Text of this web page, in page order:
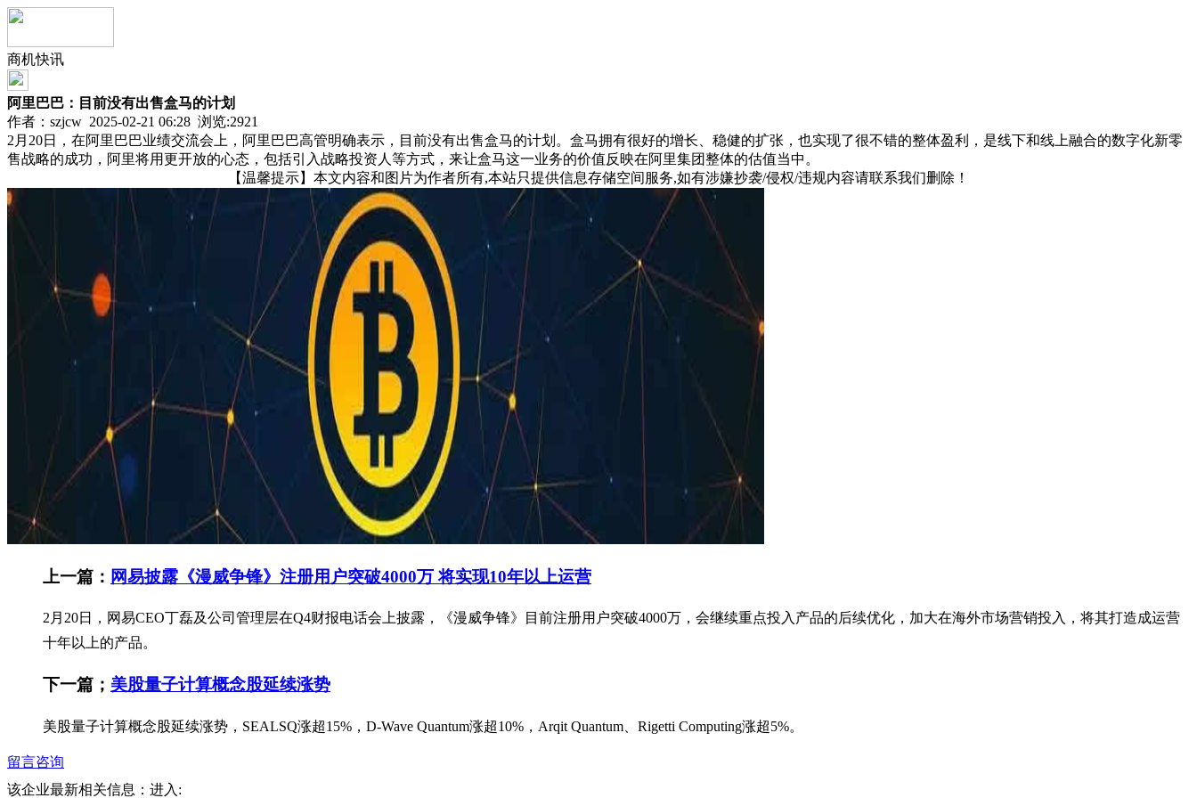
商机快讯
阿里巴巴：目前没有出售盒马的计划
作者：szjcw 2025-02-21 06:28 浏览:2921
2月20日，在阿里巴巴业绩交流会上，阿里巴巴高管明确表示，目前没有出售盒马的计划。盒马拥有很好的增长、稳健的扩张，也实现了很不错的整体盈利，是线下和线上融合的数字化新零
售战略的成功，阿里将用更开放的心态，包括引入战略投资人等方式，来让盒马这一业务的价值反映在阿里集团整体的估值当中。
【温馨提示】本文内容和图片为作者所有,本站只提供信息存储空间服务,如有涉嫌抄袭/侵权/违规内容请联系我们删除！
上一篇： 网易披露《漫威争锋》注册用户突破4000万 将实现10年以上运营
2月20日，网易CEO丁磊及公司管理层在Q4财报电话会上披露，《漫威争锋》目前注册用户突破4000万，会继续重点投入产品的后续优化，加大在海外市场营销投入，将其打造成运营
十年以上的产品。
下一篇； 美股量子计算概念股延续涨势
美股量子计算概念股延续涨势，SEALSQ涨超15%，D-Wave Quantum涨超10%，Arqit Quantum、Rigetti Computing涨超5%。
留言咨询
该企业最新相关信息： 进入: